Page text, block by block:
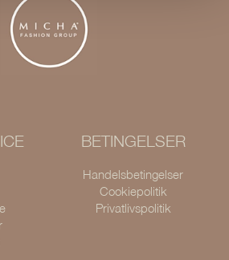
BETINGELSER
Handelsbetingelser
Cookiepolitik
Privatlivspolitik